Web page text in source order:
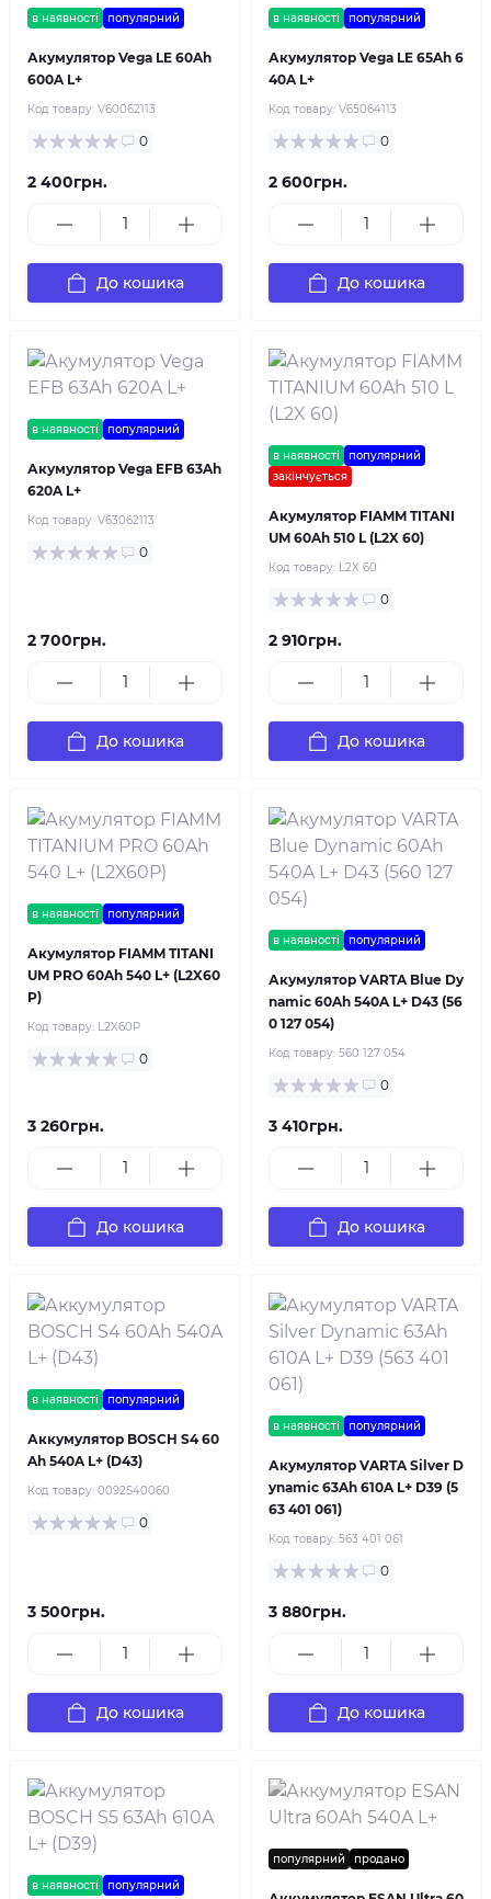
в наявності популярний
Акумулятор Vega LE 60Ah
600A L+
Код товару: V60062113
0
2 400грн.
До кошика
в наявності популярний
Акумулятор Vega LE 65Ah 6
40A L+
Код товару: V65064113
0
2 600грн.
До кошика
в наявності популярний
Акумулятор Vega EFB 63Ah
620A L+
Код товару: V63062113
0
2 700грн.
До кошика
в наявності
популярний
закінчується
Акумулятор FIAMM TITANI
UM 60Ah 510 L (L2X 60)
Код товару: L2X 60
0
2 910грн.
До кошика
в наявності популярний
Акумулятор FIAMM TITANI
UM PRO 60Ah 540 L+ (L2X60
P)
Код товару: L2X60P
0
3 260грн.
До кошика
в наявності популярний
Акумулятор VARTA Blue Dy
namic 60Ah 540A L+ D43 (56
0 127 054)
Код товару: 560 127 054
0
3 410грн.
До кошика
в наявності популярний
Аккумулятор BOSCH S4 60
Ah 540A L+ (D43)
Код товару: 0092S40060
0
3 500грн.
До кошика
в наявності популярний
Акумулятор VARTA Silver D
ynamic 63Ah 610A L+ D39 (5
63 401 061)
Код товару: 563 401 061
0
3 880грн.
До кошика
в наявності популярний
популярний продано